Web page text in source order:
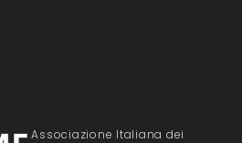
Associazione Italiana dei